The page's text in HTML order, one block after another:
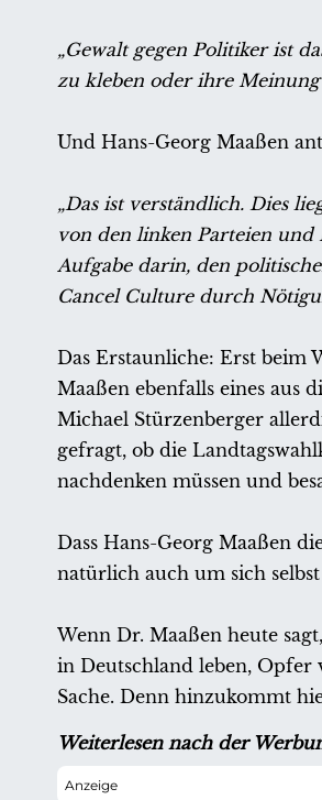
„Gewalt gegen Politiker ist
zu kleben oder ihre
Und Hans-Georg Maaßen
„Das ist verständlich. Dies
von den linken Parteien
Aufgabe darin, den
Cancel Culture durch
Das Erstaunliche: Erst beim
Maaßen ebenfalls eines aus
Michael Stürzenberger
gefragt, ob die
nachdenken müssen und
Dass Hans-Georg Maaßen
natürlich auch um sich
Wenn Dr. Maaßen heute
in Deutschland leben, Opfer
Sache. Denn hinzukommt
Weiterlesen nach der